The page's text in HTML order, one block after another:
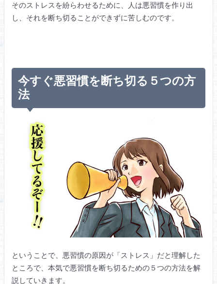
そのストレスを紛らわせるために、人は悪習慣を作り出
し、それを断ち切ることができずに苦しむのです。
今すぐ悪習慣を断ち切る５つの方
法
ということで、悪習慣の原因が「ストレス」だと理解した
ところで、本気で悪習慣を断ち切るための５つの方法を解
説していきます。